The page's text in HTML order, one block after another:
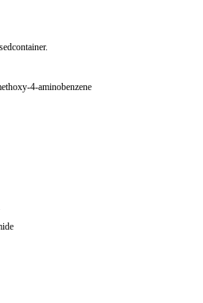
4-aminobenzene